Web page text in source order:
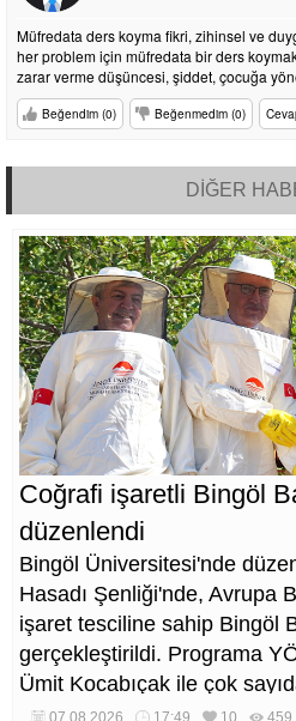
Müfredata ders koyma fikri, zihinsel ve
her problem için müfredata bir ders
zarar verme düşüncesi, şiddet, çocuğa
Beğendim (0) Beğenmedim (0)
DİĞER
Coğrafi işaretli Bingöl
düzenlendi
Bingöl Üniversitesi'nde
Hasadı Şenliği'nde, Avrupa
işaret tesciline sahip Bingöl
gerçekleştirildi. Programa
Ümit Kocabıçak ile çok
katıldı.
07.08.2026 17:49 10 459